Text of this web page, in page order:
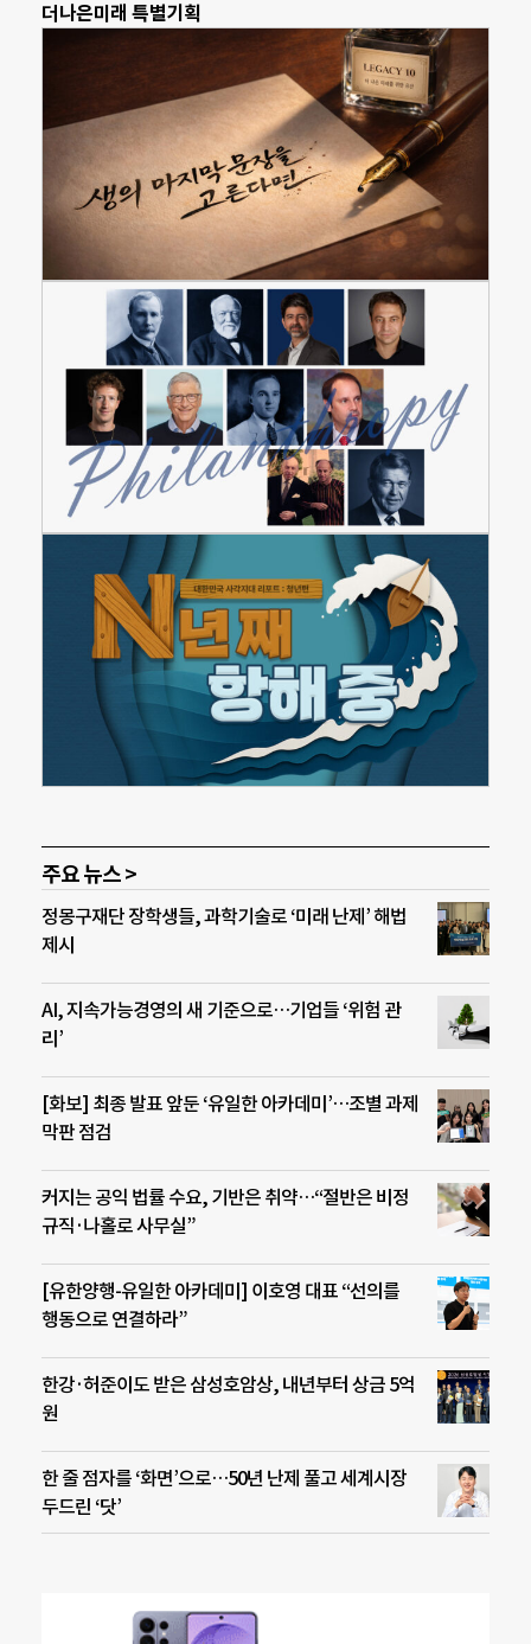
더나은미래 특별기획
주요 뉴스 >
정몽구재단 장학생들, 과학기술로 ‘미래 난제’ 해법
제시
AI, 지속가능경영의 새 기준으로…기업들 ‘위험 관
리’
[화보] 최종 발표 앞둔 ‘유일한 아카데미’…조별 과제
막판 점검
커지는 공익 법률 수요, 기반은 취약…“절반은 비정
규직·나홀로 사무실”
[유한양행-유일한 아카데미] 이호영 대표 “선의를
행동으로 연결하라”
한강·허준이도 받은 삼성호암상, 내년부터 상금 5억
원
한 줄 점자를 ‘화면’으로…50년 난제 풀고 세계시장
두드린 ‘닷’